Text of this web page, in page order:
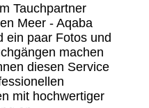
Tauchpartner
Meer - Aqaba
ein paar Fotos und
machen
diesen Service
mit hochwertiger